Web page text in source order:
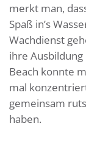
merkt man,
Spaß in’s
Wachdienst
ihre
Beach konnte
mal
gemeinsam
haben.